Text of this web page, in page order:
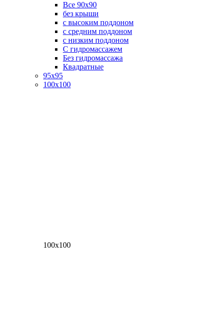
Все 90х90
без крыши
с высоким поддоном
с средним поддоном
с низким поддоном
С гидромассажем
Без гидромассажа
Квадратные
95х95
100х100
100х100